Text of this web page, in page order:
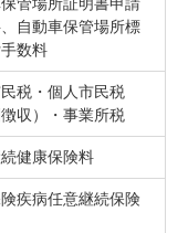
自動車保管場所標
数料
税・個人市民税
徴収）・事業所税
健康保険料
疾病任意継続保険